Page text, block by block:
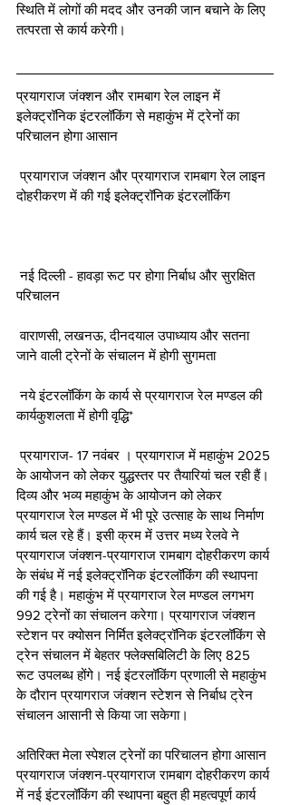
स्थिति में लोगों की मदद और उनकी जान बचाने के लिए
तत्परता से कार्य करेगी।
प्रयागराज जंक्शन और रामबाग रेल लाइन में
इलेक्ट्रॉनिक इंटरलॉकिंग से महाकुंभ में ट्रेनों का
परिचालन होगा आसान
प्रयागराज जंक्शन और प्रयागराज रामबाग रेल लाइन
दोहरीकरण में की गई इलेक्ट्रॉनिक इंटरलॉकिंग
नई दिल्ली - हावड़ा रूट पर होगा निर्बाध और सुरक्षित
परिचालन
वाराणसी, लखनऊ, दीनदयाल उपाध्याय और सतना
जाने वाली ट्रेनों के संचालन में होगी सुगमता
नये इंटरलॉकिंग के कार्य से प्रयागराज रेल मण्डल की
कार्यकुशलता में होगी वृद्धि*
प्रयागराज- 17 नवंबर । प्रयागराज में महाकुंभ 2025
के आयोजन को लेकर युद्धस्तर पर तैयारियां चल रही हैं।
दिव्य और भव्य महाकुंभ के आयोजन को लेकर
प्रयागराज रेल मण्डल में भी पूरे उत्साह के साथ निर्माण
कार्य चल रहे हैं। इसी क्रम में उत्तर मध्य रेलवे ने
प्रयागराज जंक्शन-प्रयागराज रामबाग दोहरीकरण कार्य
के संबंध में नई इलेक्ट्रॉनिक इंटरलॉकिंग की स्थापना
की गई है। महाकुंभ में प्रयागराज रेल मण्डल लगभग
992 ट्रेनों का संचालन करेगा। प्रयागराज जंक्शन
स्टेशन पर क्योसन निर्मित इलेक्ट्रॉनिक इंटरलॉकिंग से
ट्रेन संचालन में बेहतर फ्लेक्सबिलिटी के लिए 825
रूट उपलब्ध होंगे। नई इंटरलॉकिंग प्रणाली से महाकुंभ
के दौरान प्रयागराज जंक्शन स्टेशन से निर्बाध ट्रेन
संचालन आसानी से किया जा सकेगा।
अतिरिक्त मेला स्पेशल ट्रेनों का परिचालन होगा आसान
प्रयागराज जंक्शन-प्रयागराज रामबाग दोहरीकरण कार्य
में नई इंटरलॉकिंग की स्थापना बहुत ही महत्वपूर्ण कार्य